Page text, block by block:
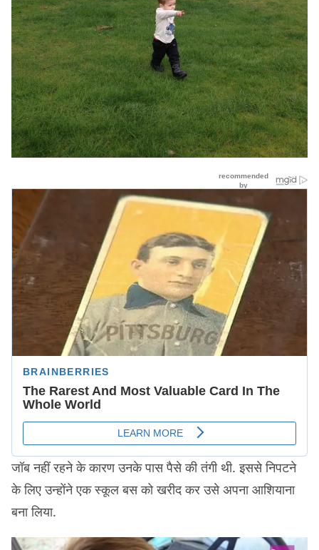
जॉब नहीं रहने के कारण उनके पास पैसे की तंगी थी. इससे निपटने
के लिए उन्होंने एक स्कूल बस को खरीद कर उसे अपना आशियाना
बना लिया.